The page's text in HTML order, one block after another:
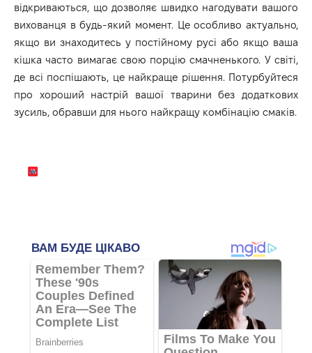
відкриваються, що дозволяє швидко нагодувати вашого
вихованця в будь-який момент. Це особливо актуально,
якщо ви знаходитесь у постійному русі або якщо ваша
кішка часто вимагає свою порцію смачненького. У світі,
де всі поспішають, це найкраще рішення. Потурбуйтеся
про хороший настрій вашої тварини без додаткових
зусиль, обравши для нього найкращу комбінацію смаків.